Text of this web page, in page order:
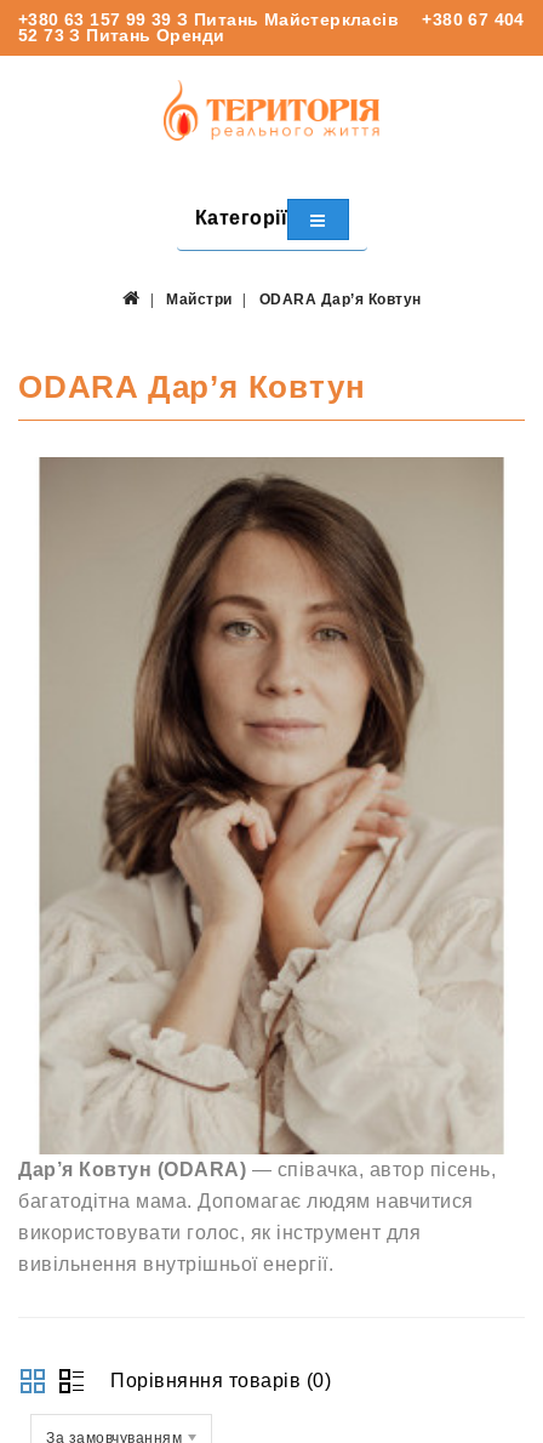
+380 63 157 99 39 З Питань Майстеркласів
+380 67 404
52 73 З Питань Оренди
Категорії
Майстри ODARA Дар’я Ковтун
ODARA Дар’я Ковтун
Дар’я Ковтун (ODARA) — співачка, автор пісень,
багатодітна мама. Допомагає людям навчитися
використовувати голос, як інструмент для
вивільнення внутрішньої енергії.
Порівняння товарів (0)
За замовчуванням